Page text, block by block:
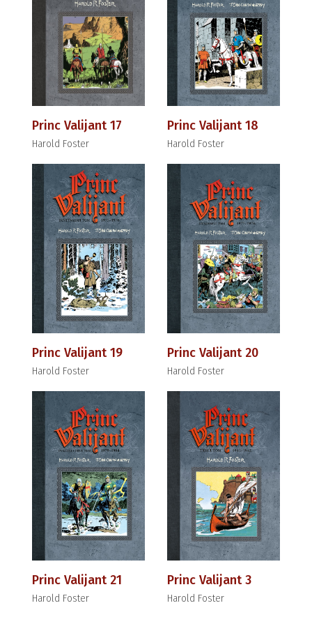
Princ Valijant 17
Harold Foster
Princ Valijant 18
Harold Foster
Princ Valijant 19
Harold Foster
Princ Valijant 20
Harold Foster
Princ Valijant 21
Harold Foster
Princ Valijant 3
Harold Foster